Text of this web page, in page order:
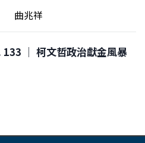
曲兆祥
133 │ 柯文哲政治獻金風暴